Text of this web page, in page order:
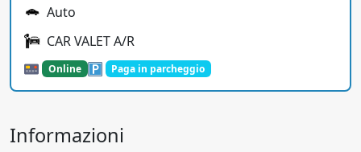
Auto
CAR VALET A/R
Online Paga in parcheggio
Informazioni